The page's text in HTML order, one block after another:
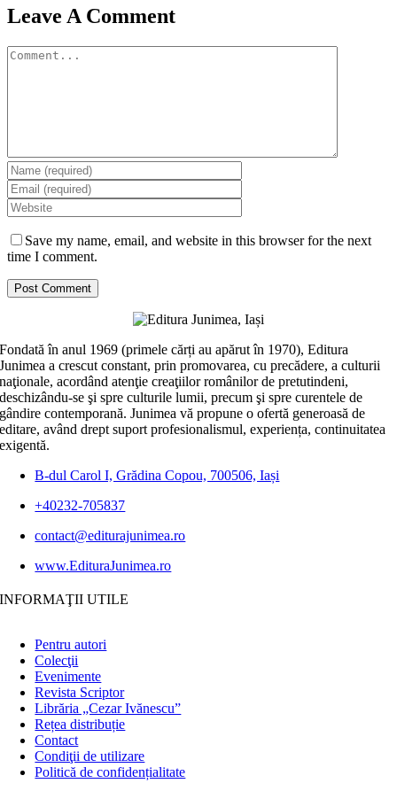
Leave A Comment
Comment
Save my name, email, and website in this browser for the next
time I comment.
Fondată în anul 1969 (primele cărți au apărut în 1970), Editura
Junimea a crescut constant, prin promovarea, cu precădere, a culturii
naţionale, acordând atenţie creaţiilor românilor de pretutindeni,
deschizându-se şi spre culturile lumii, precum şi spre curentele de
gândire contemporană. Junimea vă propune o ofertă generoasă de
editare, având drept suport profesionalismul, experiența, continuitatea
exigentă.
B-dul Carol I, Grădina Copou, 700506, Iași
+40232-705837
contact@editurajunimea.ro
www.EdituraJunimea.ro
INFORMAŢII UTILE
Pentru autori
Colecţii
Evenimente
Revista Scriptor
Librăria „Cezar Ivănescu”
Rețea distribuție
Contact
Condiţii de utilizare
Politică de confidențialitate